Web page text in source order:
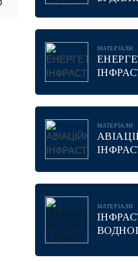
МАТЕРІАЛИ
МАТЕРІАЛИ
МАТЕРІАЛИ